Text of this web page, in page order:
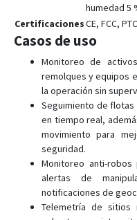
humedad 5
CertificacionesCE, FCC,
Casos de uso
Monitoreo de
remolques y equipos
la operación sin
Seguimiento de
en tiempo real,
movimiento para
seguridad.
Monitoreo anti-
alertas de
notificaciones de
Telemetría de sitios